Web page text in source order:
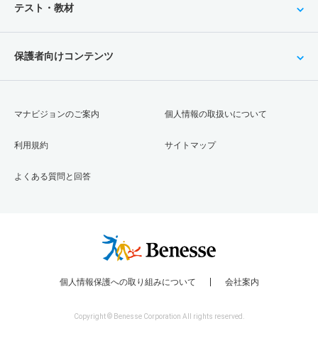
テスト・教材
保護者向けコンテンツ
マナビジョンのご案内
利用規約
よくある質問と回答
個人情報の取扱いについて
サイトマップ
個人情報保護への取り組みについて 会社案内
Copyright © Benesse Corporation All rights reserved.